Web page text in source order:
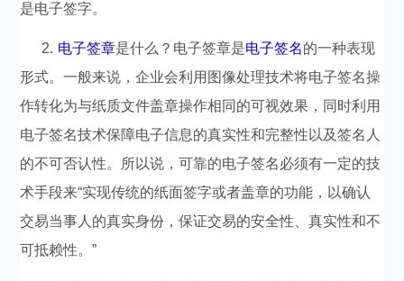
是电子签字。
2. 电子签章是什么？电子签章是电子签名的一种表现
形式。一般来说，企业会利用图像处理技术将电子签名操
作转化为与纸质文件盖章操作相同的可视效果，同时利用
电子签名技术保障电子信息的真实性和完整性以及签名人
的不可否认性。所以说，可靠的电子签名必须有一定的技
术手段来“实现传统的纸面签字或者盖章的功能，以确认
交易当事人的真实身份，保证交易的安全性、真实性和不
可抵赖性。”